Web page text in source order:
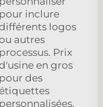
pour inclure
logos
autres
processus. Prix
en gros
pour des
personnalisées.